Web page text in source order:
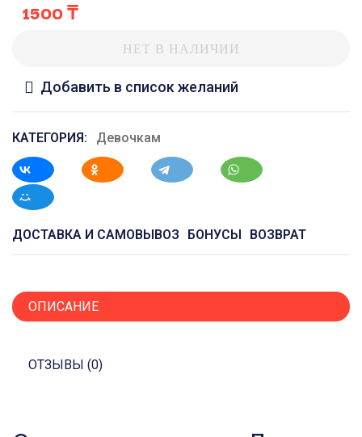
1500₸
НЕТ В НАЛИЧИИ
Добавить в список желаний
КАТЕГОРИЯ: Девочкам
ДОСТАВКА И САМОВЫВОЗ БОНУСЫ ВОЗВРАТ
ОПИСАНИЕ
ОТЗЫВЫ (0)